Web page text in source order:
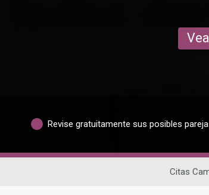
Revise gratuitamente sus posibles
Citas